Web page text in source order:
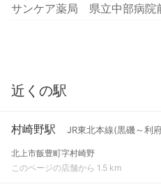
サンケア薬局 県立中部病院
近くの駅
村崎野駅 JR東北本線(黒磯～利
北上市飯豊町字村崎野
このページの店舗から 1.5 km